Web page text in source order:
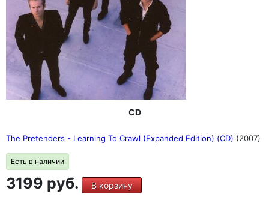
CD
The Pretenders - Learning To Crawl (Expanded Edition) (CD) (2007)
Есть в наличии
3199 руб. В корзину